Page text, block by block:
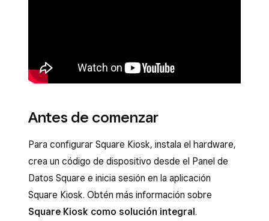
Antes de comenzar
Para configurar Square Kiosk, instala el hardware,
crea un código de dispositivo desde el Panel de
Datos Square e inicia sesión en la aplicación
Square Kiosk. Obtén más información sobre
Square Kiosk como solución integral .